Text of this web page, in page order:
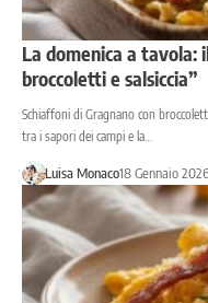
La domenica a tavola:
broccoletti e salsiccia”
Schiaffoni di Gragnano con
tra i sapori dei campi e la…
Luisa Monaco18 Gennaio